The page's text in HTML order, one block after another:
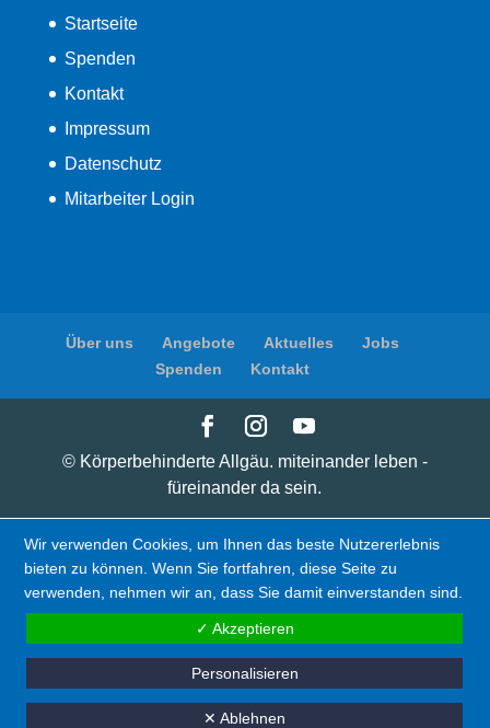
Startseite
Spenden
Kontakt
Impressum
Datenschutz
Mitarbeiter Login
Über uns Angebote Aktuelles
Jobs
Spenden
Kontakt
© Körperbehinderte Allgäu. miteinander leben -
füreinander da sein.
Wir verwenden Cookies, um Ihnen das beste Nutzererlebnis
bieten zu können. Wenn Sie fortfahren, diese Seite zu
verwenden, nehmen wir an, dass Sie damit einverstanden sind.
✓ Akzeptieren
Personalisieren
✕ Ablehnen